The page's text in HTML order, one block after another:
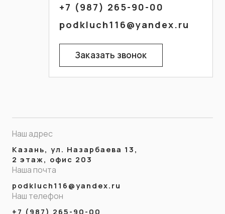
+7 (987) 265-90-00
podkluch116@yandex.ru
Заказать звонок
Наш адрес
Казань, ул. Назарбаева 13,
2 этаж, офис 203
Наша почта
podkluch116@yandex.ru
Наш телефон
+7 (987) 265-90-00
Я подтверждаю ознакомление с